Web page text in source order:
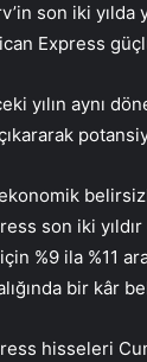
son iki yılda
Express
yılın aynı
son iki
%9 ila %11
bir kâr
hisseleri